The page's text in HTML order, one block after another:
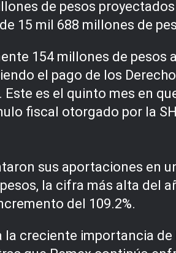
de pesos
15 mil 688 millones de
154 millones de pesos
el pago de los
es el quinto mes en
fiscal otorgado por la
sus aportaciones en
la cifra más alta del
del 109.2%.
creciente importancia